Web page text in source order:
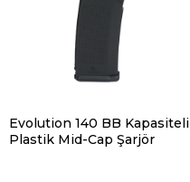
Evolution 140 BB Kapasiteli
Plastik Mid-Cap Şarjör